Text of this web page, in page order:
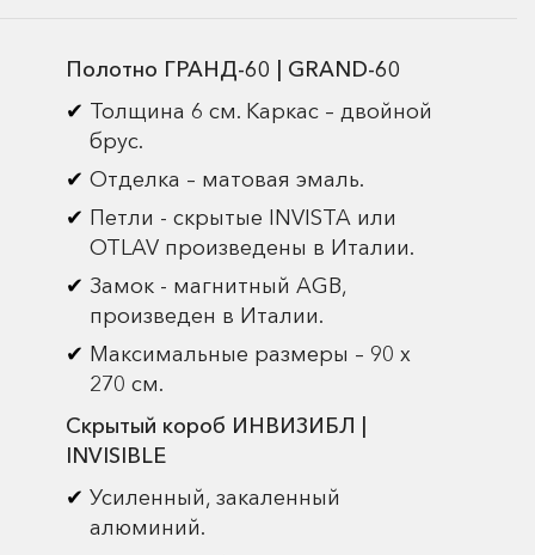
Полотно ГРАНД-60 | GRAND-60
Толщина 6 см. Каркас – двойной
брус.
Отделка – матовая эмаль.
Петли - скрытые INVISTA или
OTLAV произведены в Италии.
Замок - магнитный AGB,
произведен в Италии.
Максимальные размеры – 90 х
270 см.
Скрытый короб ИНВИЗИБЛ |
INVISIBLE
Усиленный, закаленный
алюминий.